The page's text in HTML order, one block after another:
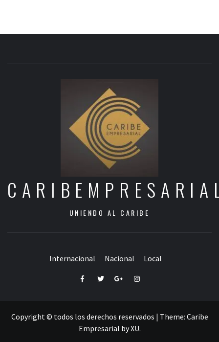
UNIENDO AL CARIBE
Internacional Nacional Local
FacebookTwitterGoogle+Instagram
Copyright © todos los derechos reservados | Theme: Caribe
Empresarial byXU.